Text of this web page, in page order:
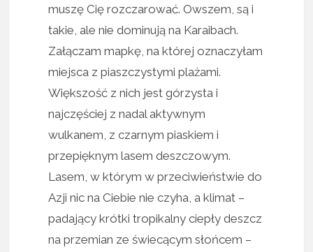
muszę Cię rozczarować. Owszem, są i
takie, ale nie dominują na Karaibach.
Załączam mapkę, na której oznaczyłam
miejsca z piaszczystymi plażami.
Większość z nich jest górzysta i
najczęściej z nadal aktywnym
wulkanem, z czarnym piaskiem i
przepięknym lasem deszczowym.
Lasem, w którym w przeciwieństwie do
Azji nic na Ciebie nie czyha, a klimat –
padający krótki tropikalny ciepły deszcz
na przemian ze świecącym słońcem –